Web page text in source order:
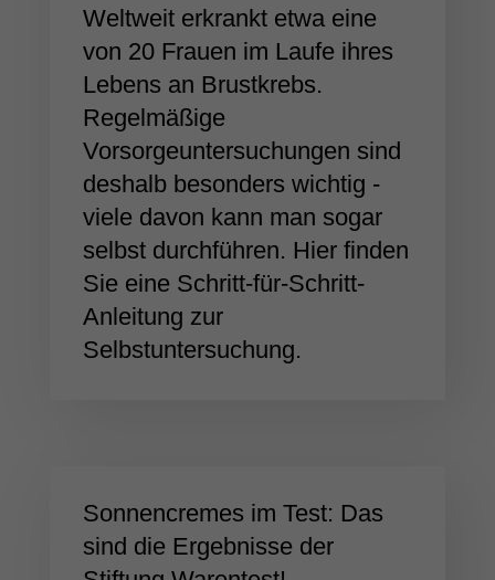
Weltweit erkrankt etwa eine
von 20 Frauen im Laufe ihres
Lebens an Brustkrebs.
Regelmäßige
Vorsorgeuntersuchungen sind
deshalb besonders wichtig -
viele davon kann man sogar
selbst durchführen. Hier finden
Sie eine Schritt-für-Schritt-
Anleitung zur
Selbstuntersuchung.
Sonnencremes im Test: Das
sind die Ergebnisse der